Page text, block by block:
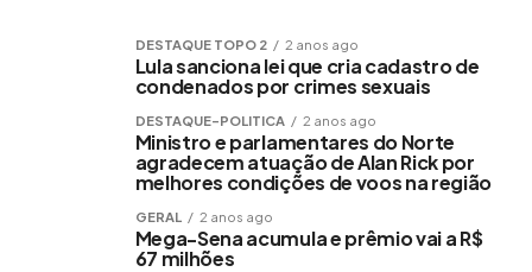
DESTAQUE TOPO 2 2 anos ago
Lula sanciona lei que cria cadastro de
condenados por crimes sexuais
DESTAQUE-POLITICA 2 anos ago
Ministro e parlamentares do Norte
agradecem atuação de Alan Rick por
melhores condições de voos na região
GERAL 2 anos ago
Mega-Sena acumula e prêmio vai a R$
67 milhões